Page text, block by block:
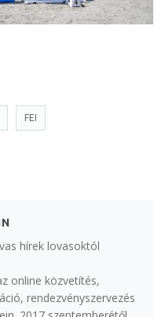
FEI
hírek lovasoktól
online közvetítés,
rendezvényszervezés